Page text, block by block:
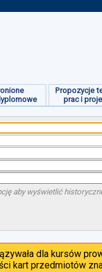
Propozycje
prac i
aby wyświetlić
dla kursów
kart przedmiotów